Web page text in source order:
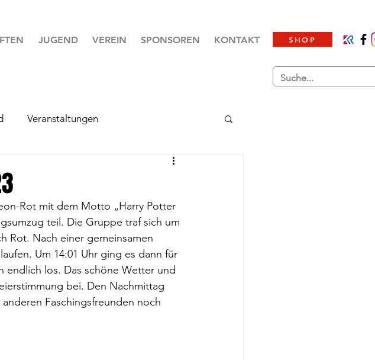
JUGEND VEREIN SPONSOREN KONTAKT SHOP
Veranstaltungen
Rot mit dem Motto „Harry Potter
teil. Die Gruppe traf sich um
Rot. Nach einer gemeinsamen
Um 14:01 Uhr ging es dann für
endlich los. Das schöne Wetter und
bei. Den Nachmittag
Faschingsfreunden noch